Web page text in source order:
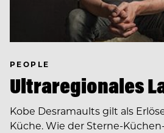
PEOPLE
Ultraregionales
Kobe Desramaults gilt als
Küche. Wie der Sterne-